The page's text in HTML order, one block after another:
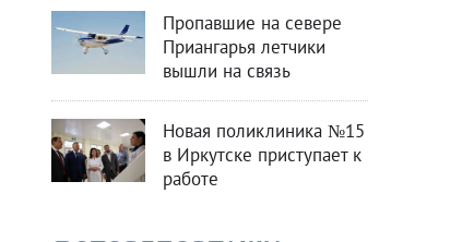
Пропавшие на севере
Приангарья летчики
вышли на связь
Новая поликлиника №15
в Иркутске приступает к
работе